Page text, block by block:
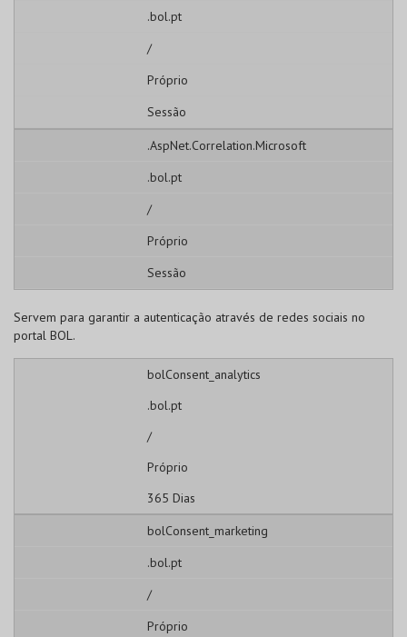
.bol.pt
/
Próprio
Sessão
.AspNet.Correlation.Microsoft
.bol.pt
/
Próprio
Sessão
Servem para garantir a autenticação através de redes sociais no
portal BOL.
bolConsent_analytics
.bol.pt
/
Próprio
365 Dias
bolConsent_marketing
.bol.pt
/
Próprio